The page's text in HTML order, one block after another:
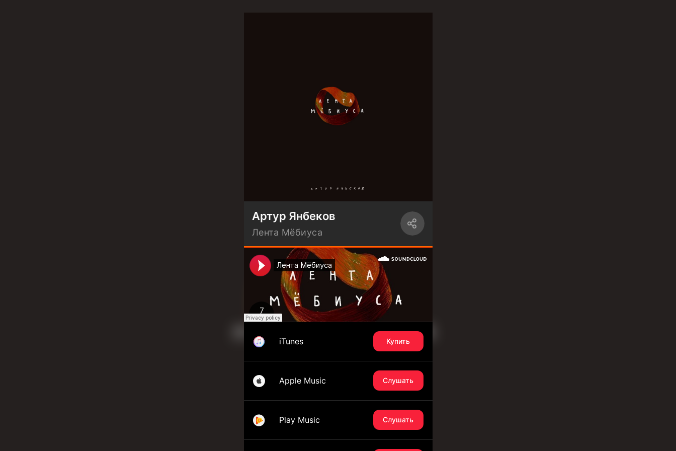
Артур Янбеков
Лента Мёбиуса
iTunes Купить
Apple Music Слушать
Play Music Слушать